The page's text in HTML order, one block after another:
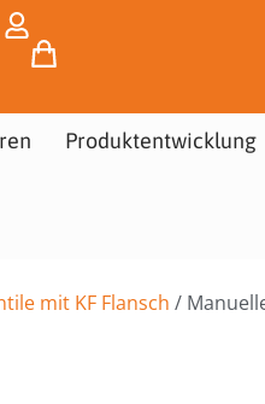
Produktentwicklung
mit KF Flansch /